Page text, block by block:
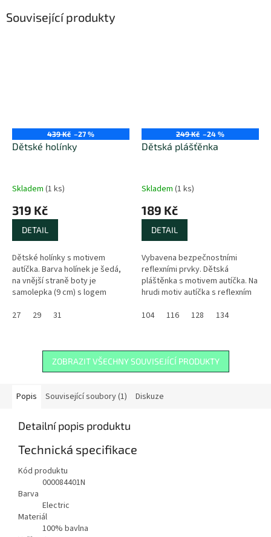
Související produkty
439 Kč –27 %
Dětské holínky
Skladem (1 ks)
319 Kč
DETAIL
Dětské holínky s motivem
autíčka. Barva holínek je šedá,
na vnější straně boty je
samolepka (9 cm) s logem
autíčkem v limetkové barvě
27 29 31
249 Kč –24 %
Dětská plášťěnka
Skladem (1 ks)
189 Kč
DETAIL
Vybavena bezpečnostními
reflexními prvky. Dětská
pláštěnka s motivem autíčka. Na
hrudi motiv autíčka s reflexním
zádech nápis Škoda love Kids v
104 116 128 134
ZOBRAZIT VŠECHNY SOUVISEJÍCÍ PRODUKTY
Popis Související soubory (1) Diskuze
Detailní popis produktu
Technická specifikace
Kód produktu
000084401N
Barva
Electric
Materiál
100% bavlna